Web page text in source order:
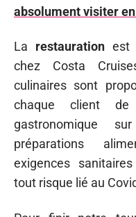
absolument visiter
La restaurationest
chez Costa
culinaires sont
chaque client
gastronomique
préparations
exigences
tout risque lié au